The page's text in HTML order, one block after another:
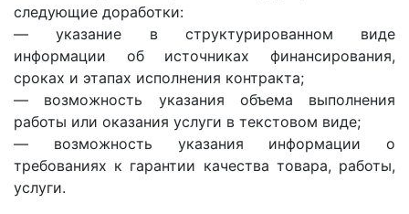
следующие доработки:
— указание в структурированном виде
информации об источниках финансирования,
сроках и этапах исполнения контракта;
— возможность указания объема выполнения
работы или оказания услуги в текстовом виде;
— возможность указания информации о
требованиях к гарантии качества товара, работы,
услуги.